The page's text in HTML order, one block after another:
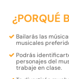
¿PORQUÉ
Bailarás las
musicales
Podrás
personajesdel
trabaje en clase.